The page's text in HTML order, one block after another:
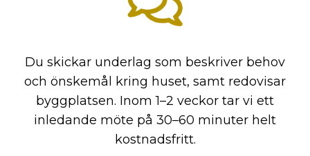
Du skickar underlag som beskriver behov
och önskemål kring huset, samt redovisar
byggplatsen. Inom 1–2 veckor tar vi ett
inledande möte på 30–60 minuter helt
kostnadsfritt.